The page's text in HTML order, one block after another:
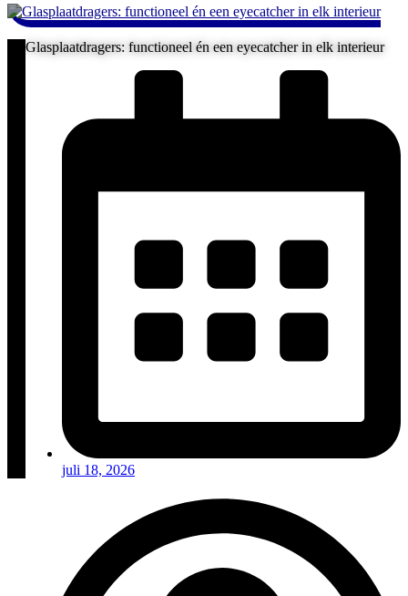
Glasplaatdragers: functioneel én een eyecatcher in elk interieur
juli 18, 2026